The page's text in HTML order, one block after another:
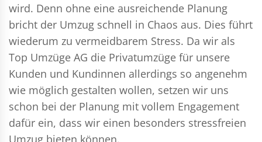
wird. Denn ohne eine ausreichende Planung
bricht der Umzug schnell in Chaos aus. Dies führt
wiederum zu vermeidbarem Stress. Da wir als
Top Umzüge AG die Privatumzüge für unsere
Kunden und Kundinnen allerdings so angenehm
wie möglich gestalten wollen, setzen wir uns
schon bei der Planung mit vollem Engagement
dafür ein, dass wir einen besonders stressfreien
Umzug bieten können.